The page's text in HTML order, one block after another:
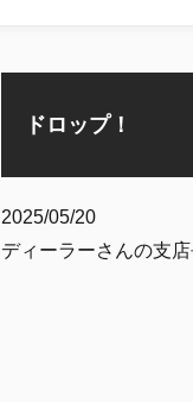
ドロップ！
2025/05/20
ディーラーさんの支